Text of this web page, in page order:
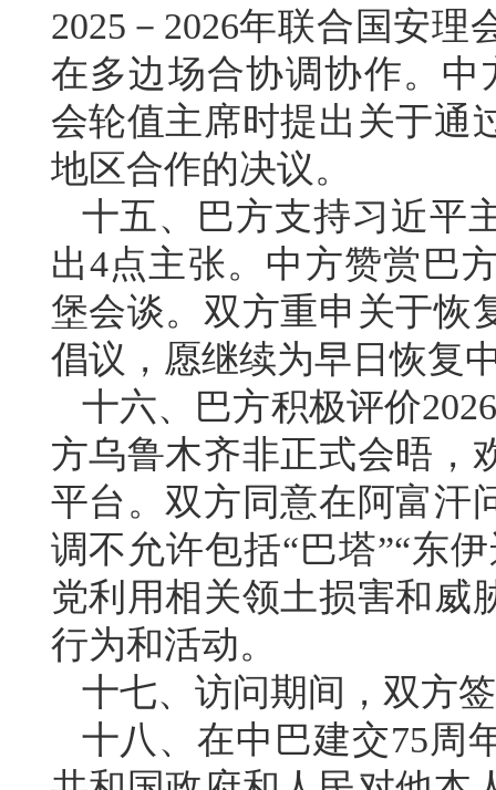
2025－2026年联合国安
在多边场合协调协作。中
会轮值主席时提出关于通
地区合作的决议。
十五、巴方支持习近平
出4点主张。中方赞赏巴
堡会谈。双方重申关于恢
倡议，愿继续为早日恢复
十六、巴方积极评价
方乌鲁木齐非正式会晤，
平台。双方同意在阿富汗
调不允许包括“巴塔”“东
党利用相关领土损害和威
行为和活动。
十七、访问期间，双方
十八、在中巴建交75周